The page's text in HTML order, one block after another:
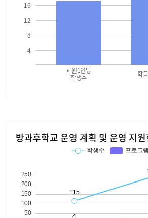
4
8
12
16
교원1인당
학생수 학
방과후학교 운영 계획 및 운영 지